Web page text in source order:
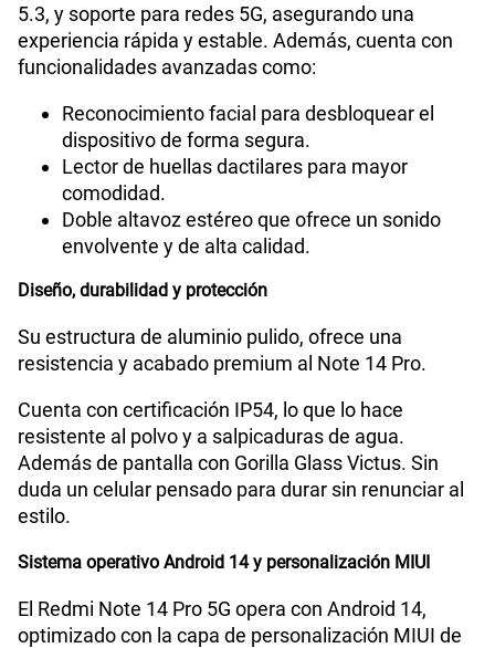
5.3, y soporte para redes 5G, asegurando una
experiencia rápida y estable. Además, cuenta con
funcionalidades avanzadas como:
Reconocimiento facial para desbloquear el
dispositivo de forma segura.
Lector de huellas dactilares para mayor
comodidad.
Doble altavoz estéreo que ofrece un sonido
envolvente y de alta calidad.
Diseño, durabilidad y protección
Su estructura de aluminio pulido, ofrece una
resistencia y acabado premium al Note 14 Pro.
Cuenta con certificación IP54, lo que lo hace
resistente al polvo y a salpicaduras de agua.
Además de pantalla con Gorilla Glass Victus. Sin
duda un celular pensado para durar sin renunciar al
estilo.
Sistema operativo Android 14 y personalización MIUI
El Redmi Note 14 Pro 5G opera con Android 14,
optimizado con la capa de personalización MIUI de